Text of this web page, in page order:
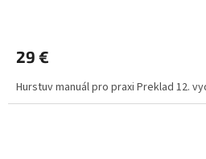
29 €
Hurstuv manuál pro praxi Preklad 12.